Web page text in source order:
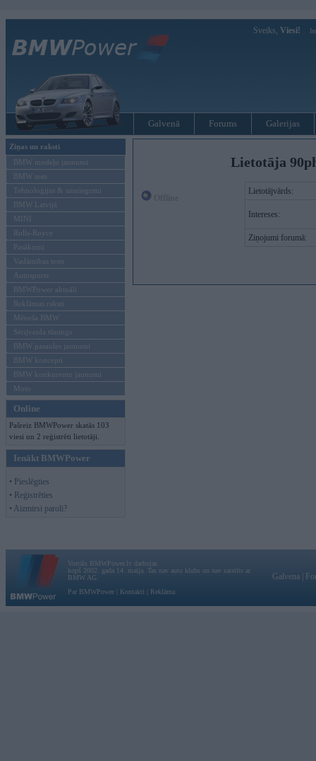
Sveiks, Viesi!
Galvenā Forums Galerijas
Ziņas un raksti
BMW modeļu jaunumi
BMW testi
Tehnoloģijas & sasniegumi
BMW Latvijā
MINI
Rolls-Royce
Pasākumi
Vadāmības tests
Autosports
BMWPower aktuāli
Reklāmas raksti
Mēneša BMW
Sērijveida tūnings
BMW pasaules jaunumi
BMW koncepti
BMW konkurentu jaunumi
Moto
Online
Pašreiz BMWPower skatās 103
viesi un 2 reģistrēti lietotāji.
Ienākt BMWPower
• Pieslēgties
• Reģistrēties
• Aizmirsi paroli?
Lietotāja
Lietotājvārds:
Intereses:
Ziņojumi forumā:
Vortāls BMWPower.lv darbojas
kopš 2002. gada 14. maija. Tas nav auto klubs un nav saistīts ar
BMW AG.
Par BMWPower
Kontakti Reklāma
Galvena